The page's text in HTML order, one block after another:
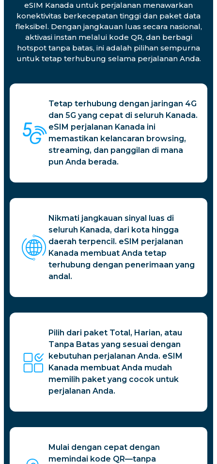
eSIM Kanada untuk perjalanan menawarkan
konektivitas berkecepatan tinggi dan paket data
fleksibel. Dengan jangkauan luas secara nasional,
aktivasi instan melalui kode QR, dan berbagi
hotspot tanpa batas, ini adalah pilihan sempurna
untuk tetap terhubung selama perjalanan Anda.
Tetap terhubung dengan jaringan 4G
dan 5G yang cepat di seluruh Kanada.
eSIM perjalanan Kanada ini
memastikan kelancaran browsing,
streaming, dan panggilan di mana
pun Anda berada.
Nikmati jangkauan sinyal luas di
seluruh Kanada, dari kota hingga
daerah terpencil. eSIM perjalanan
Kanada membuat Anda tetap
terhubung dengan penerimaan yang
andal.
Pilih dari paket Total, Harian, atau
Tanpa Batas yang sesuai dengan
kebutuhan perjalanan Anda. eSIM
Kanada membuat Anda mudah
memilih paket yang cocok untuk
perjalanan Anda.
Mulai dengan cepat dengan
memindai kode QR—tanpa